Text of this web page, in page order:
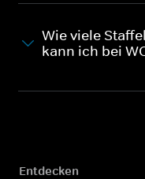
Wie viele
kann ich bei
Entdecken